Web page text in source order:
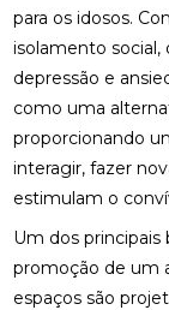
para os idosos.
isolamento
depressão e
como uma
proporcionando
interagir, fazer
estimulam o
Um dos principais
promoção de um
espaços são